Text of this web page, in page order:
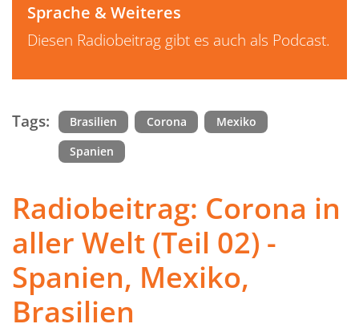
Sprache & Weiteres
Diesen Radiobeitrag gibt es auch als Podcast.
Tags: Brasilien Corona
Mexiko
Spanien
Radiobeitrag: Corona in
aller Welt (Teil 02) -
Spanien, Mexiko,
Brasilien